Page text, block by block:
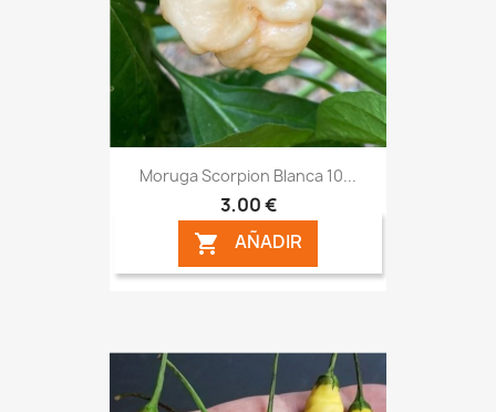
Moruga Scorpion Blanca 10...
3,00 €
 AÑADIR